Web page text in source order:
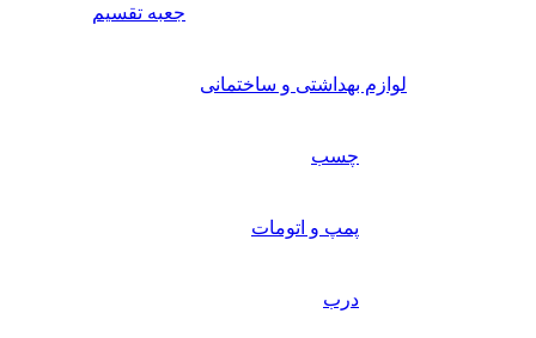
جعبه تقسیم
لوازم بهداشتی و ساختمانی
چسب
پمپ و اتومات
درب